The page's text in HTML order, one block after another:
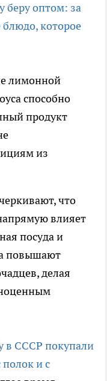
беру оптом: за
которое
лимонной
способно
продукт
из
что
влияет
посуда и
повышают
делая
в СССР покупали
полок и с